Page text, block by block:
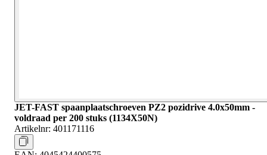
JET-FAST spaanplaatschroeven PZ2 pozidrive 4.0x50mm -
voldraad per 200 stuks (1134X50N)
Artikelnr: 401171116